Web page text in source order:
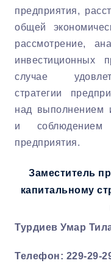
предприятия,
общей
рассмотрение,
инвестиционных
случае
стратегии
над выполнением
и соблюдением
предприятия.
Заместитель
капитальному
Турдиев Умар
Телефон: 229-29-